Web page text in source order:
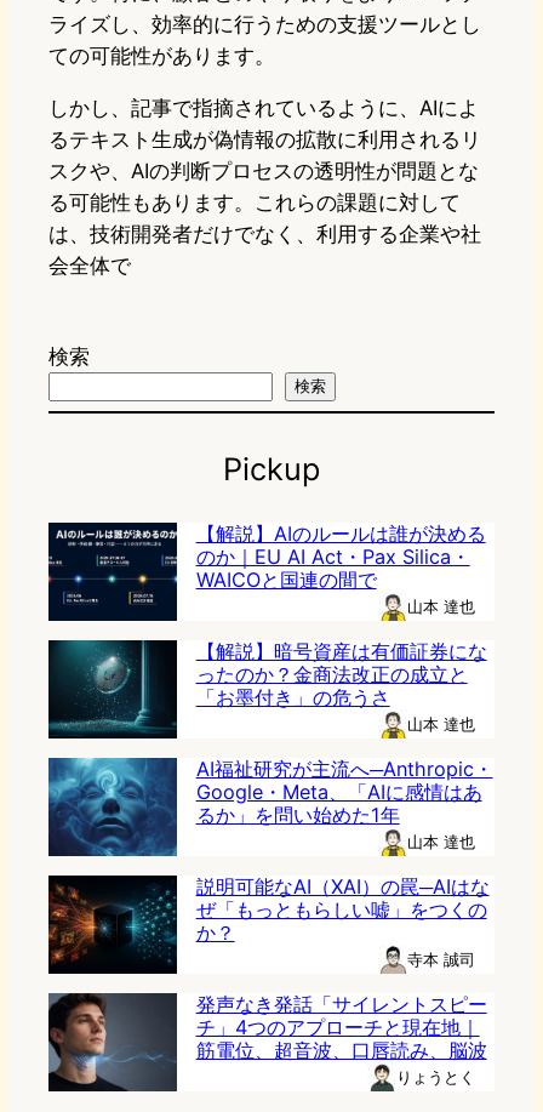
ライズし、効率的に行うための支援ツールとし
ての可能性があります。
しかし、記事で指摘されているように、AIによ
るテキスト生成が偽情報の拡散に利用されるリ
スクや、AIの判断プロセスの透明性が問題とな
る可能性もあります。これらの課題に対して
は、技術開発者だけでなく、利用する企業や社
会全体で
検索
検索
Pickup
【解説】AIのルールは誰が決める
のか｜EU AI Act・Pax Silica・
WAICOと国連の間で
山本 達也
【解説】暗号資産は有価証券にな
ったのか？金商法改正の成立と
「お墨付き」の危うさ
山本 達也
AI福祉研究が主流へ─Anthropic・
Google・Meta、「AIに感情はあ
るか」を問い始めた1年
山本 達也
説明可能なAI（XAI）の罠─AIはな
ぜ「もっともらしい嘘」をつくの
か？
寺本 誠司
発声なき発話「サイレントスピー
チ」4つのアプローチと現在地｜
筋電位、超音波、口唇読み、脳波
りょうとく